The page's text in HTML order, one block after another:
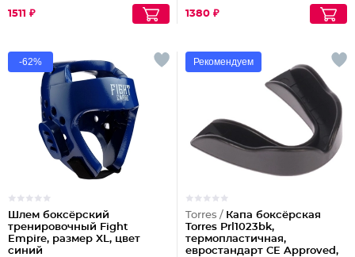
1511 ₽ 1380 ₽
-62%
Шлем боксёрский
тренировочный Fight
Empire, размер XL, цвет
синий
Рекомендуем
Torres / Капа боксёрская
Torres Prl1023bk,
термопластичная,
евростандарт CE Approved,